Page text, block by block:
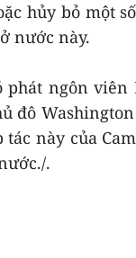
hủy bỏ một
nước này.
phát ngôn
đô
này của
.